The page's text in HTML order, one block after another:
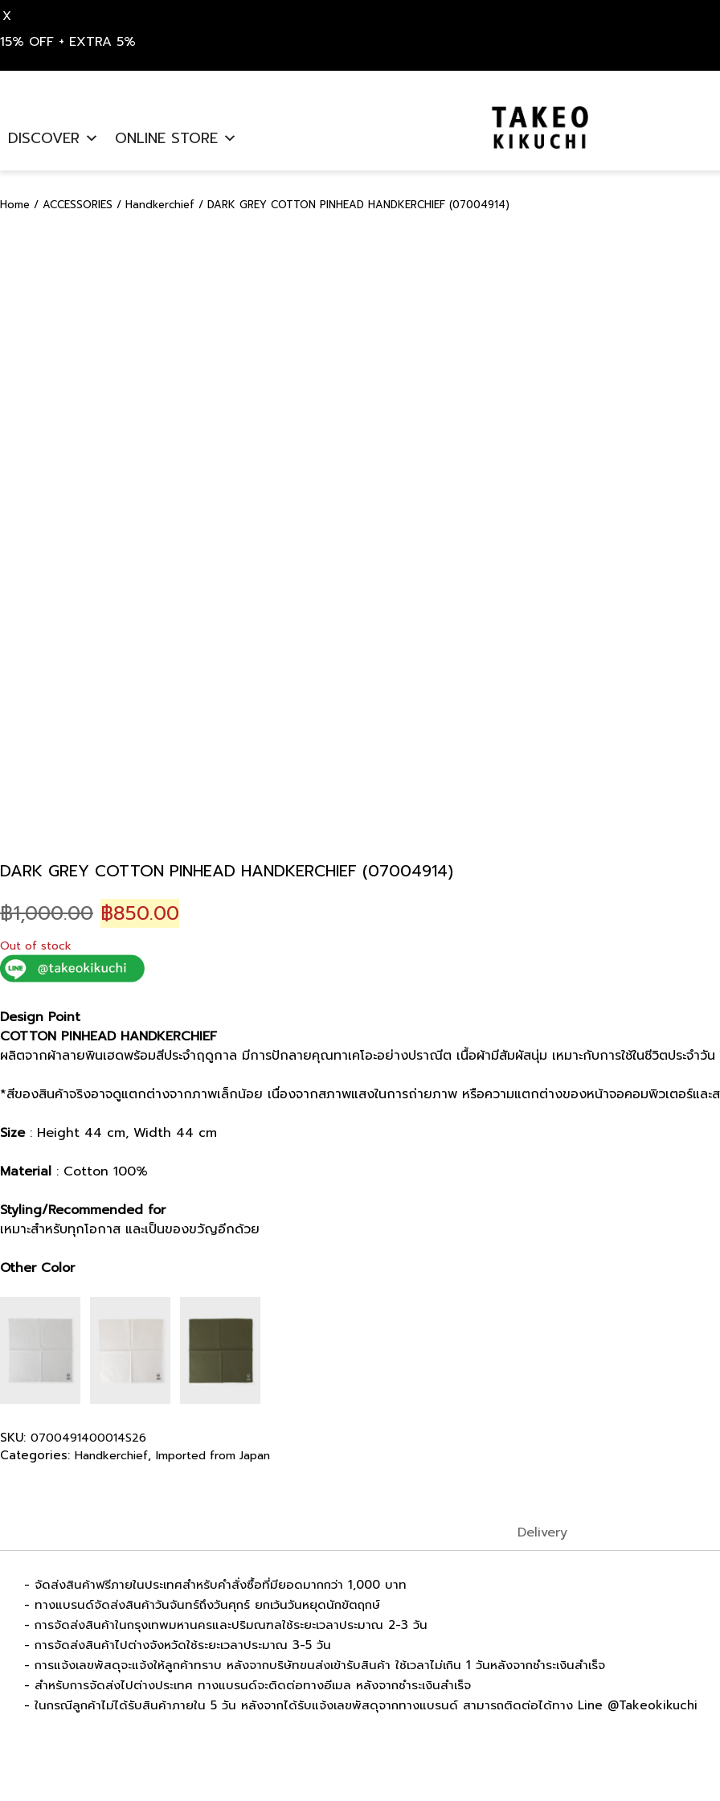
X
15% OFF + EXTRA 5%
content
DISCOVER ONLINE STORE
Home / ACCESSORIES / Handkerchief / DARK GREY COTTON PINHEAD HANDKERCHIEF (07004914)
DARK GREY COTTON PINHEAD HANDKERCHIEF (07004914)
฿1,000.00 Original
was:
฿850.00
Out of stock
Design Point
COTTON PINHEAD HANDKERCHIEF
ผลิตจากผ้าลายพินเฮดพร้อมสีประจำฤดูกาล มีการปักลายคุณทาเคโอะอย่างปราณีต เนื้อผ้ามีสัมผัสนุ่ม เหมาะกับการใช้ในชีวิตประจำวั
*สีของสินค้าจริงอาจดูแตกต่างจากภาพเล็กน้อย เนื่องจากสภาพแสงในการถ่ายภาพ หรือความแตกต่างของหน้าจอคอมพิวเตอร์และ
Size: Height 44 cm, Width 44 cm
Material : Cotton 100%
Styling/Recommended for
เหมาะสำหรับทุกโอกาส และเป็นของขวัญอีกด้วย
Other Color
SKU: 0700491400014S26
Categories: Handkerchief, Imported from Japan
Delivery
- จัดส่งสินค้าฟรีภายในประเทศสำหรับคำสั่งซื้อที่มียอดมากกว่า 1,000 บาท
- ทางแบรนด์จัดส่งสินค้าวันจันทร์ถึงวันศุกร์ ยกเว้นวันหยุดนักขัตฤกษ์
- การจัดส่งสินค้าในกรุงเทพมหานครและปริมณฑลใช้ระยะเวลาประมาณ 2-3 วัน
- การจัดส่งสินค้าไปต่างจังหวัดใช้ระยะเวลาประมาณ 3-5 วัน
- การแจ้งเลขพัสดุจะแจ้งให้ลูกค้าทราบ หลังจากบริษัทขนส่งเข้ารับสินค้า ใช้เวลาไม่เกิน 1 วันหลังจากชำระเงินสำเร็จ
- สำหรับการจัดส่งไปต่างประเทศ ทางแบรนด์จะติดต่อทางอีเมล หลังจากชำระเงินสำเร็จ
- ในกรณีลูกค้าไม่ได้รับสินค้าภายใน 5 วัน หลังจากได้รับแจ้งเลขพัสดุจากทางแบรนด์ สามารถติดต่อได้ทาง Line @Takeokikuchi